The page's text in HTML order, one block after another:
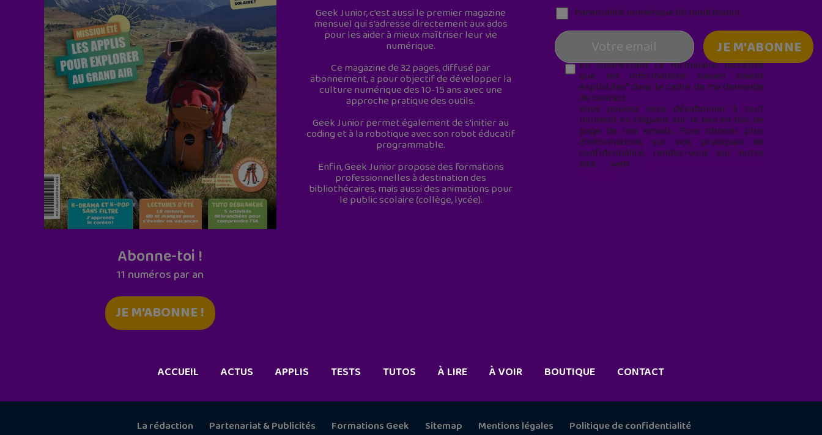
Abonne-toi !
11 numéros par an
JE M'ABONNE !
Geek Junior, c’est aussi le premier magazine
mensuel qui s’adresse directement aux ados
pour les aider à mieux maîtriser leur vie
numérique.
Ce magazine de 32 pages, diffusé par
abonnement, a pour objectif de développer la
culture numérique des 10-15 ans avec une
approche pratique des outils.
Geek Junior permet également de s'initier au
coding et à la robotique avec son robot éducatif
programmable.
Enfin, Geek Junior propose des formations
professionnelles à destination des
bibliothécaires, mais aussi des animations pour
le public scolaire (collège, lycée).
Parentalité numérique (le lundi matin)
En soumettant ce formulaire, j’accepte
que les informations saisies soient
exploitées* dans le cadre de ma demande
de contact.
Vous pouvez vous désabonner à tout
moment en cliquant sur le lien en bas de
page de nos emails. Pour obtenir plus
d'informations sur nos pratiques de
confidentialité, rendez-vous sur notre
site web
ACCUEIL ACTUS APPLIS TESTS TUTOS À LIRE À VOIR BOUTIQUE CONTACT
La rédaction Partenariat & Publicités Formations Geek Sitemap Mentions légales Politique de confidentialité